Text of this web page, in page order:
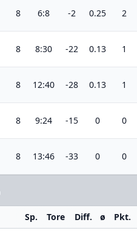
8 6:8 -2 0.25 2
8 8:30 -22 0.13 1
8 12:40 -28 0.13 1
8 9:24 -15 0 0
8 13:46 -33 0 0
Sp. Tore Diff. ø Pkt.